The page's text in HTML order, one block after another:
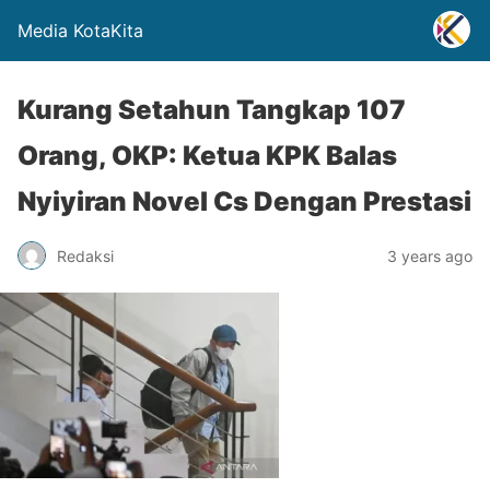
Media KotaKita
Kurang Setahun Tangkap 107
Orang, OKP: Ketua KPK Balas
Nyiyiran Novel Cs Dengan Prestasi
Redaksi 3 years ago